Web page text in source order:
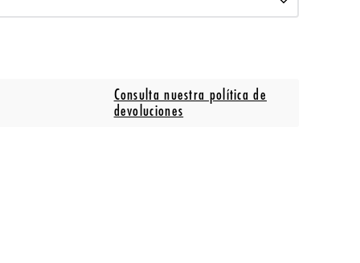
Consulta nuestra política de
devoluciones